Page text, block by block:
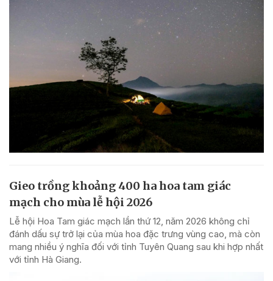
Gieo trồng khoảng 400 ha hoa tam giác
mạch cho mùa lễ hội 2026
Lễ hội Hoa Tam giác mạch lần thứ 12, năm 2026 không chỉ
đánh dấu sự trở lại của mùa hoa đặc trưng vùng cao, mà còn
mang nhiều ý nghĩa đối với tỉnh Tuyên Quang sau khi hợp nhất
với tỉnh Hà Giang.